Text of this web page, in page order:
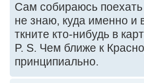
Сам собираюсь поехать
не знаю, куда именно и
ткните кто-нибудь в
P. S. Чем ближе к
принципиально.